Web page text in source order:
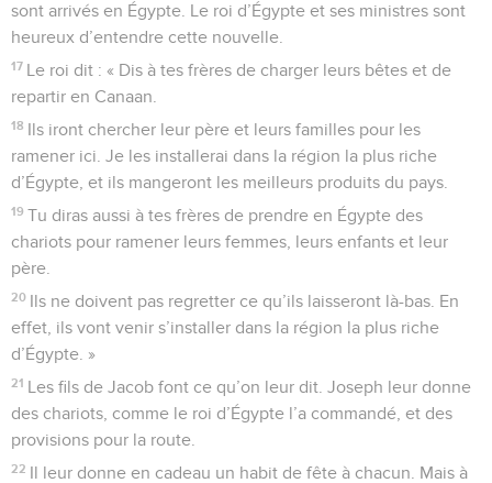
sont arrivés en Égypte. Le roi d’Égypte et ses ministres sont
heureux d’entendre cette nouvelle.
17 Le roi dit : « Dis à tes frères de charger leurs bêtes et de
repartir en Canaan.
18 Ils iront chercher leur père et leurs familles pour les
ramener ici. Je les installerai dans la région la plus riche
d’Égypte, et ils mangeront les meilleurs produits du pays.
19 Tu diras aussi à tes frères de prendre en Égypte des
chariots pour ramener leurs femmes, leurs enfants et leur
père.
20 Ils ne doivent pas regretter ce qu’ils laisseront là-bas. En
effet, ils vont venir s’installer dans la région la plus riche
d’Égypte. »
21 Les fils de Jacob font ce qu’on leur dit. Joseph leur donne
des chariots, comme le roi d’Égypte l’a commandé, et des
provisions pour la route.
22 Il leur donne en cadeau un habit de fête à chacun. Mais à